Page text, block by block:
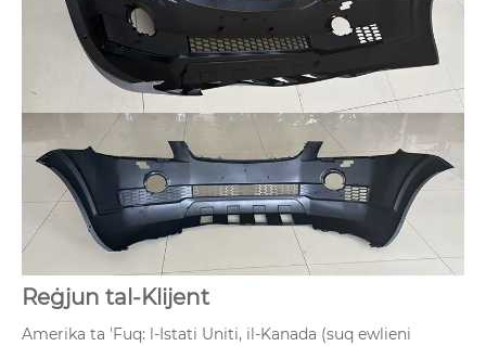
Reġjun tal-Klijent
Amerika ta 'Fuq: l-Istati Uniti, il-Kanada (suq ewlieni